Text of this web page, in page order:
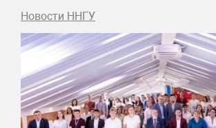
Новости ННГУ